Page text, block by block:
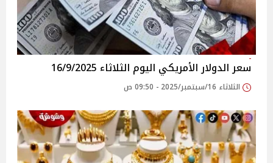
سعر الدولار الأمريكي اليوم الثلاثاء 16/9/2025
الثلاثاء 16/سبتمبر/2025 - 09:50 ص